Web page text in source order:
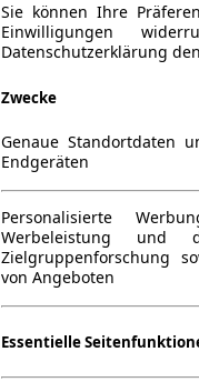
Sie können Ihre
Einwilligungen
Datenschutzerklärung
Zwecke
Genaue Standortdaten
Endgeräten
Personalisierte
Werbeleistung und
Zielgruppenforschung
von Angeboten
Essentielle